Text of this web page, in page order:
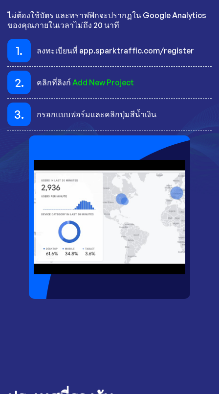
ไม่ต้องใช้บัตร และทราฟฟิกจะปรากฏใน Google Analytics
ของคุณภายในเวลาไม่ถึง 20 นาที
1. ลงทะเบียนที่ app.sparktraffic.com/register
2. คลิกที่ลิงก์ Add New Project
3. กรอกแบบฟอร์มและคลิกปุ่มสีน้ำเงิน